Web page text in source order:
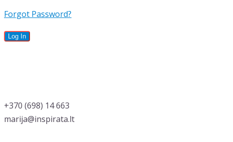
Forgot Password?
‭+370 (698) 14 663
marija@inspirata.lt